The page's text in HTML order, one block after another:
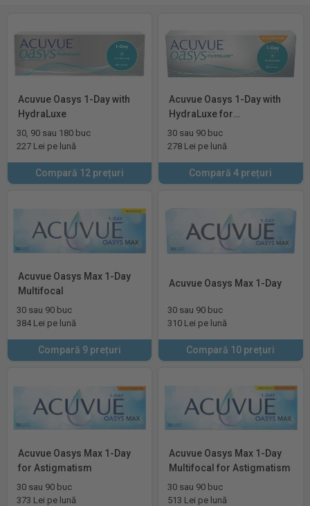
Acuvue Oasys 1-Day with
HydraLuxe
30, 90 sau 180 buc
227 Lei pe lună
Compară 12 prețuri
Acuvue Oasys 1-Day with
HydraLuxe for
Astigmatism
30 sau 90 buc
278 Lei pe lună
Compară 4 prețuri
Acuvue Oasys Max 1-Day
Multifocal
30 sau 90 buc
384 Lei pe lună
Compară 9 prețuri
Acuvue Oasys Max 1-Day
30 sau 90 buc
310 Lei pe lună
Compară 10 prețuri
Acuvue Oasys Max 1-Day
for Astigmatism
30 sau 90 buc
373 Lei pe lună
Acuvue Oasys Max 1-Day
Multifocal for Astigmatism
30 sau 90 buc
513 Lei pe lună